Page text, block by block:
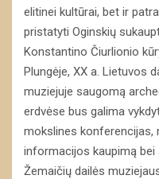
elitinei kultūrai, bet ir
pristatyti Oginskių
Konstantino Čiurlionio
Plungėje, XX a. Lietuvos
muziejuje saugomą
erdvėse bus galima
mokslines
informacijos kaupimą bei
Žemaičių dailės